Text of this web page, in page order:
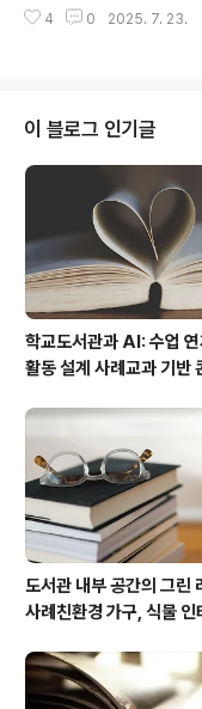
어 프로그램 신청 시 불필요하
니다. 그 중심에는 ‘추천 알고
더 관련성 높은 자료를 쉽게 찾
방대한 자료 속에서 큐레이션
도우미를 얻게 되었습니다.하
뒤에는 ‘알고리즘이 누구를
문이 자리합니다. 알고리즘
여주고, 보이지 않는 자료들은
4 0 2025. 7. 23.
이 블로그 인기글
학교도서관과 AI: 수업 연
활동 설계 사례교과 기반
도서관 내부 공간의 그린
사례친환경 가구, 식물 인